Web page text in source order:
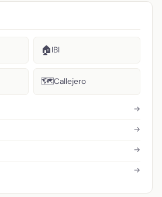
🏠IBI
🗺️Callejero
→
→
→
→